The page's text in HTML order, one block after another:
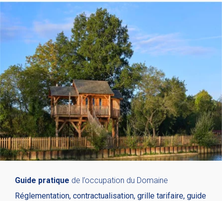
Guide pratique de l’occupation du Domaine
Réglementation, contractualisation, grille tarifaire, guide